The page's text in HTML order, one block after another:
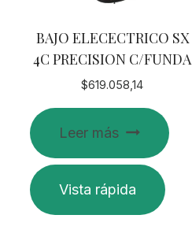
BAJO ELECECTRICO SX
4C PRECISION C/FUNDA
$619.058,14
Leer más
Vista rápida